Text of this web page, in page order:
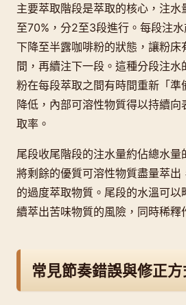
主要萃取階段是萃取的核心，注水
至70%，分2至3段進行。每段注
下降至半露咖啡粉的狀態，讓粉床
間，再續注下一段。這種分段注
粉在每段萃取之間有時間重新「
降低，內部可溶性物質得以持續
取率。
尾段收尾階段的注水量約佔總水量
將剩餘的優質可溶性物質盡量萃出
的過度萃取物質。尾段的水溫可以
續萃出苦味物質的風險，同時稀釋
常見節奏錯誤與修正方